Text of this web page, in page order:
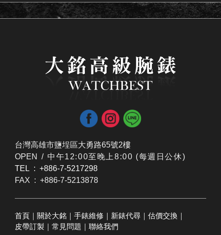
台灣高雄市鹽埕區大勇路65號2樓
OPEN / ​中午12:00至晚上8:00 (每週日公休)
TEL : +886-7-5217298
FAX : +886-7-5213878
首頁 ｜ 關於大銘 ｜ 手錶維修 ｜ 新錶代尋 ｜ 估價交換 ｜
皮帶訂製 ｜ 常見問題 ｜ 聯絡我們